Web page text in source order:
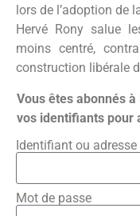
lors de l’adoption de
Hervé Rony salue
moins centré,
construction libérale
Vous êtes abonnés
vos identifiants pour
Identifiant ou adresse
Mot de passe